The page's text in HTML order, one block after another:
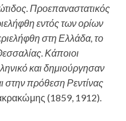
Προεπαναστατικός
εντός των ορίων
στη Ελλάδα, το
Κάποιοι
και δημιούργησαν
στην πρόθεση Ρεντίνας
(1859, 1912).